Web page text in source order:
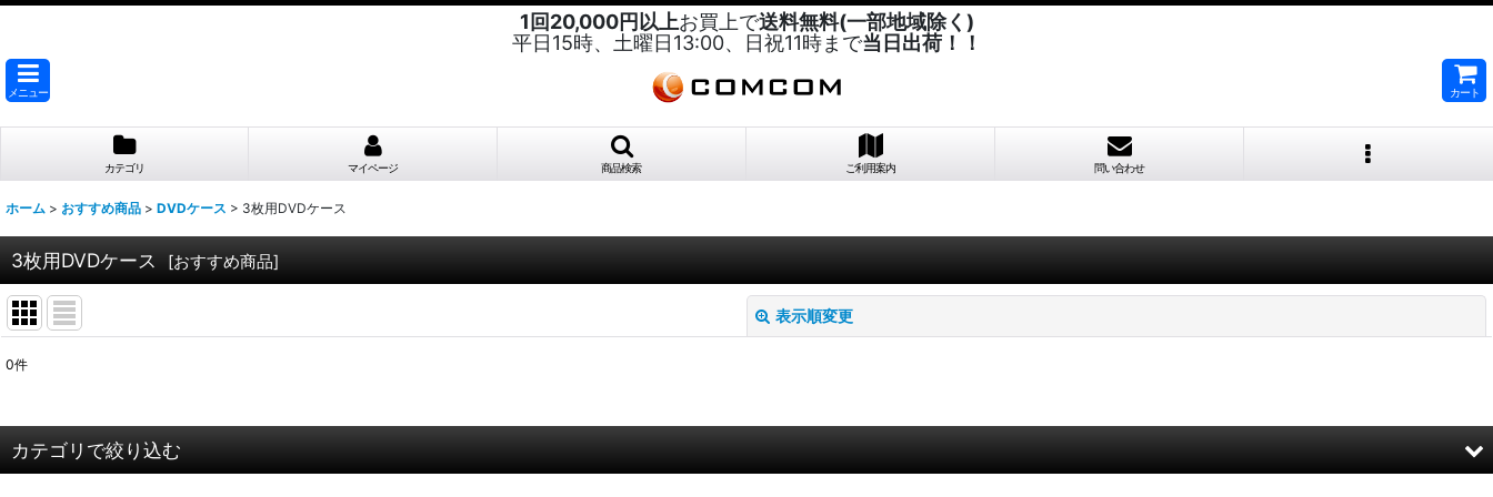
1回20,000円以上お買上で送料無料(一部地域除く)
平日15時、土曜日13:00、日祝11時まで当日出荷！！
メニュー カート
カテゴリ マイページ 商品検索 ご利用案内 問い合わせ
ホーム > おすすめ商品 > DVDケース > 3枚用DVDケース
3枚用DVDケース [おすすめ商品]
表示順変更
並び順 :
0件
カテゴリで絞り込む